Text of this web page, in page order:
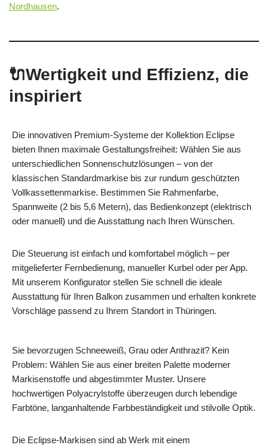
Nordhausen.
🔌Wertigkeit und Effizienz, die
inspiriert
Die innovativen Premium‑Systeme der Kollektion Eclipse
bieten Ihnen maximale Gestaltungsfreiheit: Wählen Sie aus
unterschiedlichen Sonnenschutzlösungen – von der
klassischen Standardmarkise bis zur rundum geschützten
Vollkassettenmarkise. Bestimmen Sie Rahmenfarbe,
Spannweite (2 bis 5,6 Metern), das Bedienkonzept (elektrisch
oder manuell) und die Ausstattung nach Ihren Wünschen.
Die Steuerung ist einfach und komfortabel möglich – per
mitgelieferter Fernbedienung, manueller Kurbel oder per App.
Mit unserem Konfigurator stellen Sie schnell die ideale
Ausstattung für Ihren Balkon zusammen und erhalten konkrete
Vorschläge passend zu Ihrem Standort in Thüringen.
Sie bevorzugen Schneeweiß, Grau oder Anthrazit? Kein
Problem: Wählen Sie aus einer breiten Palette moderner
Markisenstoffe und abgestimmter Muster. Unsere
hochwertigen Polyacrylstoffe überzeugen durch lebendige
Farbtöne, langanhaltende Farbbeständigkeit und stilvolle Optik.
Die Eclipse‑Markisen sind ab Werk mit einem